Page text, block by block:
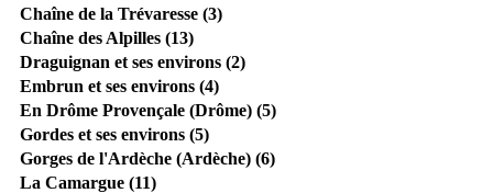
Chaîne de la Trévaresse (3)
Chaîne des Alpilles (13)
Draguignan et ses environs (2)
Embrun et ses environs (4)
En Drôme Provençale (Drôme) (5)
Gordes et ses environs (5)
Gorges de l'Ardèche (Ardèche) (6)
La Camargue (11)